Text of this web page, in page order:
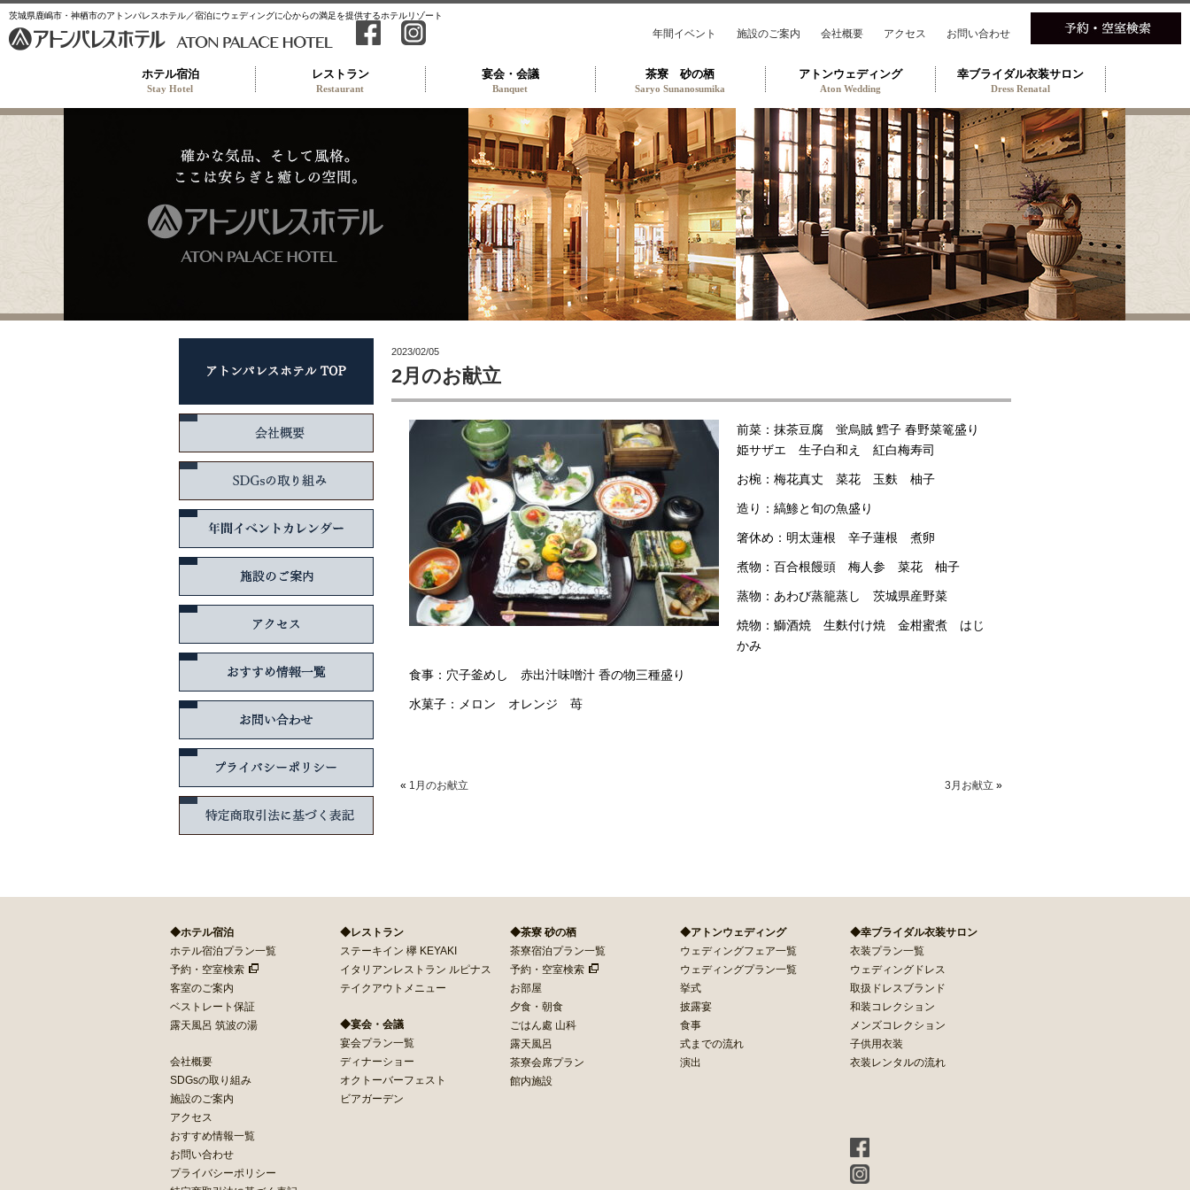
茨城県鹿嶋市・神栖市のアトンパレスホテル／宿泊にウェディングに心からの満足を提供するホテルリゾート
年間イベント 施設のご案内 会社概要 アクセス お問い合わせ
ホテル宿泊
Stay Hotel
レストラン
Restaurant
宴会・会議
Banquet
茶寮 砂の栖
Saryo Sunanosumika
アトンウェディング
Aton Wedding
幸ブライダル衣装サロン
Dress Renatal
2023/02/05
2月のお献立
前菜：抹茶豆腐 蛍烏賊 鱈子 春野菜篭盛り
姫サザエ 生子白和え 紅白梅寿司
お椀：梅花真丈 菜花 玉麩 柚子
造り：縞鯵と旬の魚盛り
箸休め：明太蓮根 辛子蓮根 煮卵
煮物：百合根饅頭 梅人参 菜花 柚子
蒸物：あわび蒸籠蒸し 茨城県産野菜
焼物：鰤酒焼 生麩付け焼 金柑蜜煮 はじ
かみ
食事：穴子釜めし 赤出汁味噌汁 香の物三種盛り
水菓子：メロン オレンジ 苺
« 1月のお献立 3月お献立 »
アトンパレスホテル TOP
会社概要
年間イベントカレンダー
施設のご案内
アクセス
お問い合わせ
◆ホテル宿泊
ホテル宿泊プラン一覧
予約・空室検索
客室のご案内
ベストレート保証
露天風呂 筑波の湯
会社概要
SDGsの取り組み
施設のご案内
アクセス
おすすめ情報一覧
お問い合わせ
プライバシーポリシー
◆レストラン
ステーキイン 欅 KEYAKI
イタリアンレストラン ルピナス
テイクアウトメニュー
◆宴会・会議
宴会プラン一覧
ディナーショー
オクトーバーフェスト
ビアガーデン
◆茶寮 砂の栖
茶寮宿泊プラン一覧
予約・空室検索
お部屋
夕食・朝食
ごはん處 山科
露天風呂
茶寮会席プラン
館内施設
◆アトンウェディング
ウェディングフェア一覧
ウェディングプラン一覧
挙式
披露宴
食事
式までの流れ
演出
◆幸ブライダル衣装サロン
衣装プラン一覧
ウェディングドレス
取扱ドレスブランド
和装コレクション
メンズコレクション
子供用衣装
衣装レンタルの流れ